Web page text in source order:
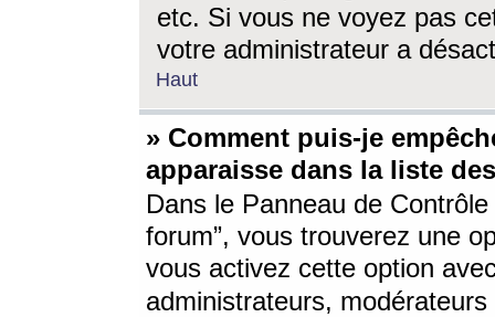
etc. Si vous ne voyez pas
votre administrateur a
Haut
» Comment puis-je
apparaisse dans la liste
Dans le Panneau de
forum”, vous trouverez une
vous activez cette option
administrateurs,